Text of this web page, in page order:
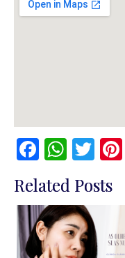
Related Posts